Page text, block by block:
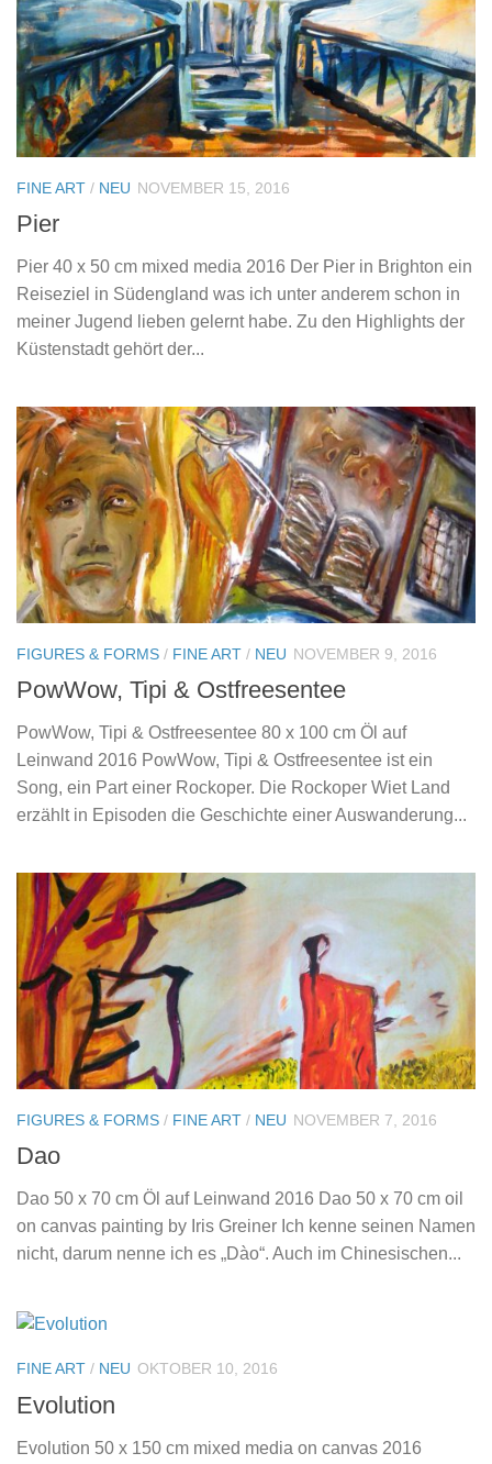
FINE ART / NEU NOVEMBER 15, 2016
Pier
Pier 40 x 50 cm mixed media 2016 Der Pier in Brighton ein
Reiseziel in Südengland was ich unter anderem schon in
meiner Jugend lieben gelernt habe. Zu den Highlights der
Küstenstadt gehört der...
FIGURES & FORMS / FINE ART / NEU NOVEMBER 9, 2016
PowWow, Tipi & Ostfreesentee
PowWow, Tipi & Ostfreesentee 80 x 100 cm Öl auf
Leinwand 2016 PowWow, Tipi & Ostfreesentee ist ein
Song, ein Part einer Rockoper. Die Rockoper Wiet Land
erzählt in Episoden die Geschichte einer Auswanderung...
FIGURES & FORMS / FINE ART / NEU NOVEMBER 7, 2016
Dao
Dao 50 x 70 cm Öl auf Leinwand 2016 Dao 50 x 70 cm oil
on canvas painting by Iris Greiner Ich kenne seinen Namen
nicht, darum nenne ich es „Dào“. Auch im Chinesischen...
FINE ART / NEU OKTOBER 10, 2016
Evolution
Evolution 50 x 150 cm mixed media on canvas 2016